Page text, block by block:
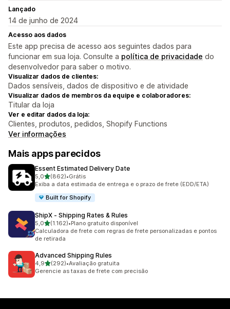
Lançado
14 de junho de 2024
Acesso aos dados
Este app precisa de acesso aos seguintes dados para
funcionar em sua loja. Consulte a política de privacidade do
desenvolvedor para saber o motivo.
Visualizar dados de clientes:
Dados sensíveis, dados de dispositivo e de atividade
Visualizar dados de membros da equipe e colaboradores:
Titular da loja
Ver e editar dados da loja:
Clientes, produtos, pedidos, Shopify Functions
Ver informações
Mais apps parecidos
Essent Estimated Delivery Date
5,0de 5 estrelas
(862)
862 avaliações ao todo
•Grátis
Exiba a data estimada de entrega e o prazo de frete (EDD/ETA)
Built for Shopify
ShipX ‑ Shipping Rates & Rules
5,0de 5 estrelas
(1.162)
1162 avaliações ao todo
•Plano gratuito disponível
Calculadora de frete com regras de frete personalizadas e pontos
de retirada
Advanced Shipping Rules
4,9de 5 estrelas
(292)
292 avaliações ao todo
•Avaliação gratuita
Gerencie as taxas de frete com precisão